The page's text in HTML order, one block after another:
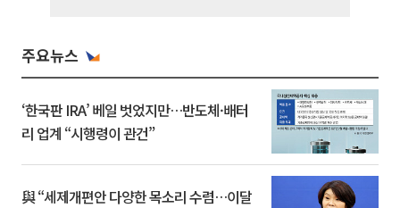
주요뉴스
‘한국판 IRA’ 베일 벗었지만…반도체·배터
리 업계 “시행령이 관건”
與 “세제개편안 다양한 목소리 수렴…이달